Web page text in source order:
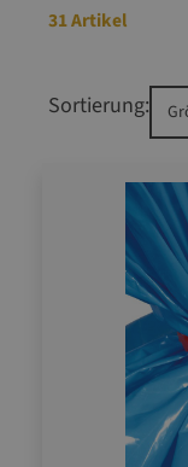
31 Artikel
Sortierung: